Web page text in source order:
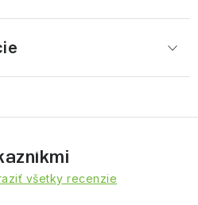
všetky recenzie